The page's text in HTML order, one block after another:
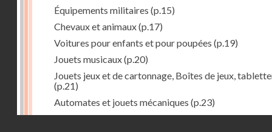
Équipements militaires (p.15)
Chevaux et animaux(p.17)
Voitures pour enfants et pour poupées (p.19)
Jouets musicaux(p.20)
Jouets jeux et de cartonnage, Boîtes de jeux,
(p.21)
Automates et jouets mécaniques (p.23)
Jouets en caoutchouc(p.25)